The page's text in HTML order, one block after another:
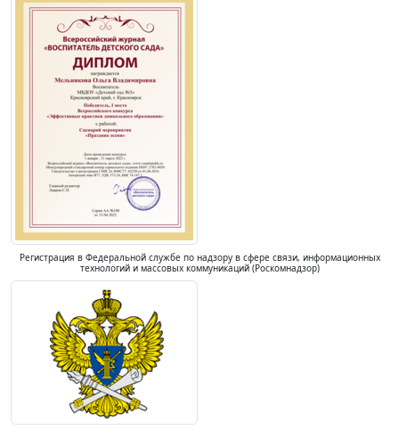
Регистрация в Федеральной службе по надзору в сфере связи, информационных
технологий и массовых коммуникаций (Роскомнадзор)